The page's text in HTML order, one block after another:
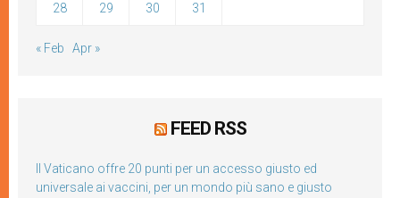
28 29 30 31
« Feb Apr »
FEED RSS
Il Vaticano offre 20 punti per un accesso giusto ed
universale ai vaccini, per un mondo più sano e giusto